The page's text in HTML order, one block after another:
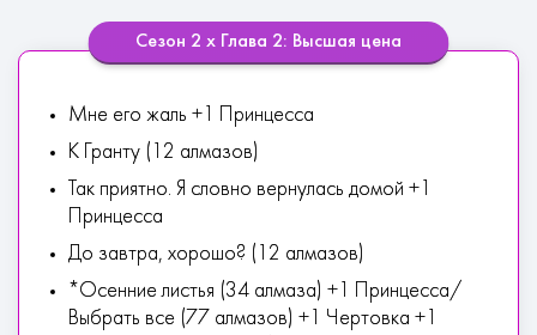
Сезон 2 х Глава 2: Высшая цена
Мне его жаль +1 Принцесса
К Гранту (12 алмазов)
Так приятно. Я словно вернулась домой +1
Принцесса
До завтра, хорошо? (12 алмазов)
*Осенние листья (34 алмаза) +1 Принцесса/
Выбрать все (77 алмазов) +1 Чертовка +1